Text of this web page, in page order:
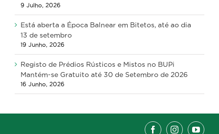
9 Julho, 2026
Está aberta a Época Balnear em Bitetos, até ao dia
13 de setembro
19 Junho, 2026
Registo de Prédios Rústicos e Mistos no BUPi
Mantém-se Gratuito até 30 de Setembro de 2026
16 Junho, 2026